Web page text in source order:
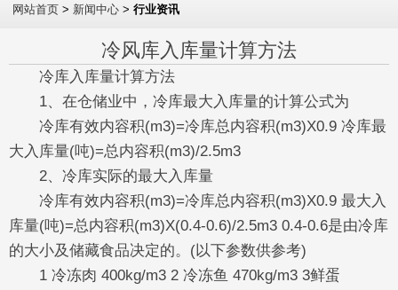
网站首页 > 新闻中心 > 行业资讯
冷风库入库量计算方法
冷库入库量计算方法
1、在仓储业中，冷库最大入库量的计算公式为
冷库有效内容积(m3)=冷库总内容积(m3)X0.9 冷库最
大入库量(吨)=总内容积(m3)/2.5m3
2、冷库实际的最大入库量
冷库有效内容积(m3)=冷库总内容积(m3)X0.9 最大入
库量(吨)=总内容积(m3)X(0.4-0.6)/2.5m3 0.4-0.6是由冷库
的大小及储藏食品决定的。(以下参数供参考)
1 冷冻肉 400kg/m3 2 冷冻鱼 470kg/m3 3鲜蛋